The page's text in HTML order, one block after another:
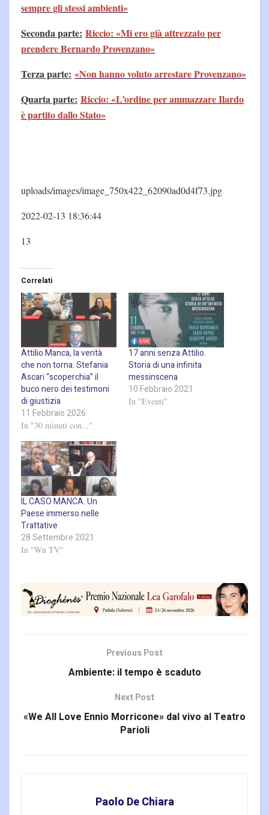
sempre gli stessi ambienti»
Seconda parte: Riccio: «Mi ero già attrezzato per
prendere Bernardo Provenzano»
Terza parte: «Non hanno voluto arrestare Provenzano»
Quarta parte: Riccio: «L’ordine per ammazzare Ilardo
è partito dallo Stato»
uploads/images/image_750x422_62090ad0d4f73.jpg
2022-02-13 18:36:44
13
Correlati
Attilio Manca, la verità
che non torna: Stefania
Ascari “scoperchia” il
buco nero dei testimoni
di giustizia
11 Febbraio 2026
In "30 minuti con..."
17 anni senza Attilio.
Storia di una infinita
messinscena
10 Febbraio 2021
In "Eventi"
IL CASO MANCA. Un
Paese immerso nelle
Trattative
28 Settembre 2021
In "Wn TV"
Previous Post
Ambiente: il tempo è scaduto
Next Post
«We All Love Ennio Morricone» dal vivo al Teatro
Parioli
Paolo De Chiara